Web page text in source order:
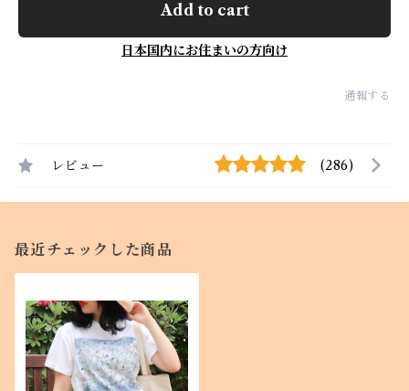
Add to cart
日本国内にお住まいの方向け
通報する
レビュー (286)
最近チェックした商品